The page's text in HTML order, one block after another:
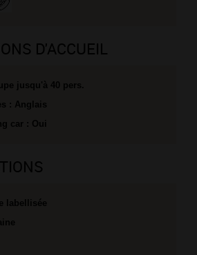
D'ACCUEIL
jusqu'à 40 pers.
: Anglais
car : Oui
labellisée